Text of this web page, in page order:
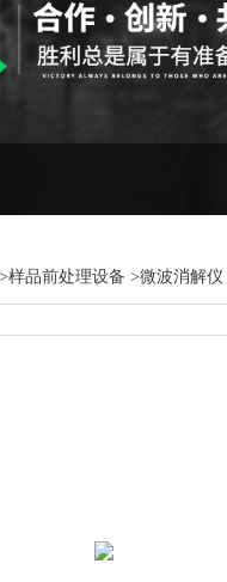
>样品前处理设备 >微波消解仪